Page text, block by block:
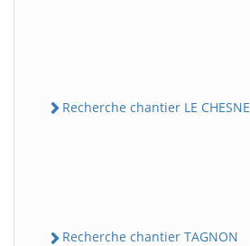
Recherche chantier LE CHESNE
Recherche chantier TAGNON